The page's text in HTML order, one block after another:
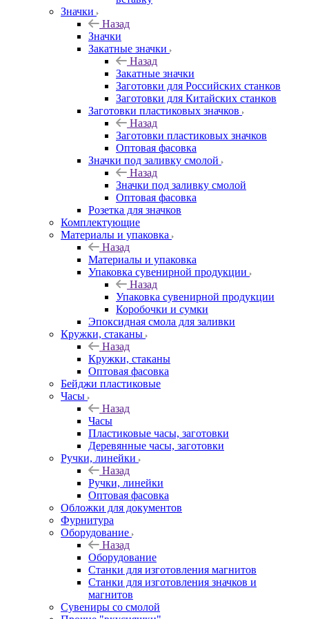
Значки
Назад
Значки
Закатные значки
Назад
Закатные значки
Заготовки для Российских станков
Заготовки для Китайских станков
Заготовки пластиковых значков
Назад
Заготовки пластиковых значков
Оптовая фасовка
Значки под заливку смолой
Назад
Значки под заливку смолой
Оптовая фасовка
Розетка для значков
Комплектующие
Материалы и упаковка
Назад
Материалы и упаковка
Упаковка сувенирной продукции
Назад
Упаковка сувенирной продукции
Коробочки и сумки
Эпоксидная смола для заливки
Кружки, стаканы
Назад
Кружки, стаканы
Оптовая фасовка
Бейджи пластиковые
Часы
Назад
Часы
Пластиковые часы, заготовки
Деревянные часы, заготовки
Ручки, линейки
Назад
Ручки, линейки
Оптовая фасовка
Обложки для документов
Фурнитура
Оборудование
Назад
Оборудование
Станки для изготовления магнитов
Станки для изготовления значков и
магнитов
Сувениры со смолой